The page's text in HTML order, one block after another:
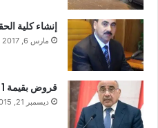
إنشاء كلية
مارس 6, 2017
قروض بقيمة 1 5مليار دولار لتنمية سيناء
ديسمبر 21, 2015